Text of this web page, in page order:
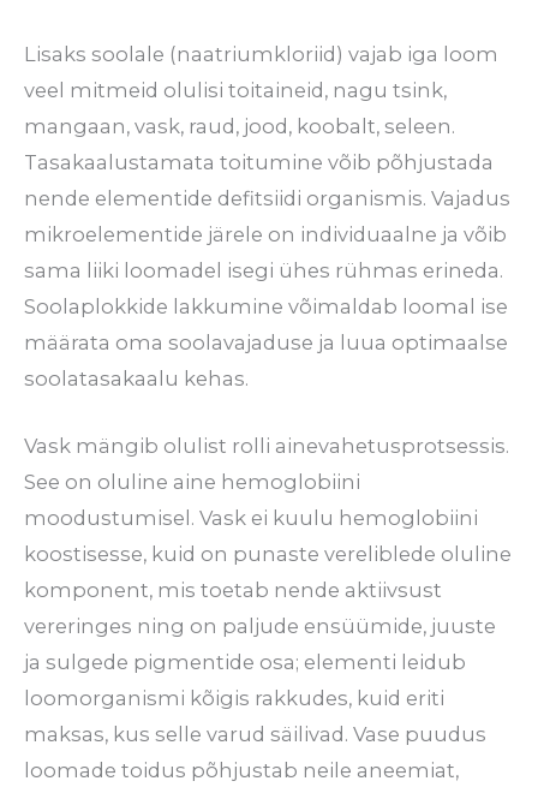
Lisaks soolale (naatriumkloriid) vajab iga loom
veel mitmeid olulisi toitaineid, nagu tsink,
mangaan, vask, raud, jood, koobalt, seleen.
Tasakaalustamata toitumine võib põhjustada
nende elementide defitsiidi organismis. Vajadus
mikroelementide järele on individuaalne ja võib
sama liiki loomadel isegi ühes rühmas erineda.
Soolaplokkide lakkumine võimaldab loomal ise
määrata oma soolavajaduse ja luua optimaalse
soolatasakaalu kehas.
Vask mängib olulist rolli ainevahetusprotsessis.
See on oluline aine hemoglobiini
moodustumisel. Vask ei kuulu hemoglobiini
koostisesse, kuid on punaste vereliblede oluline
komponent, mis toetab nende aktiivsust
vereringes ning on paljude ensüümide, juuste
ja sulgede pigmentide osa; elementi leidub
loomorganismi kõigis rakkudes, kuid eriti
maksas, kus selle varud säilivad. Vase puudus
loomade toidus põhjustab neile aneemiat,